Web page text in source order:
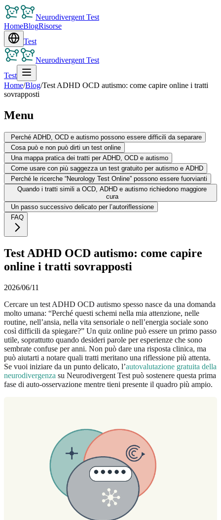
Neurodivergent Test
HomeBlogRisorse
Test
Neurodivergent Test
Test
Home/Blog/Test ADHD OCD autismo: come capire online i tratti
sovrapposti
Menu
Perché ADHD, OCD e autismo possono essere difficili da separare
Cosa può e non può dirti un test online
Una mappa pratica dei tratti per ADHD, OCD e autismo
Come usare con più saggezza un test gratuito per autismo e ADHD
Perché le ricerche “Neurology Test Online” possono essere fuorvianti
Quando i tratti simili a OCD, ADHD e autismo richiedono maggiore
cura
Un passo successivo delicato per l’autoriflessione
FAQ
Test ADHD OCD autismo: come capire
online i tratti sovrapposti
2026/06/11
Cercare un test ADHD OCD autismo spesso nasce da una domanda
molto umana: “Perché questi schemi nella mia attenzione, nelle
routine, nell’ansia, nella vita sensoriale o nell’energia sociale sono
così difficili da spiegare?” Un quiz online può essere un primo passo
utile, soprattutto quando desideri parole per esperienze che sono
sembrate confuse per anni. Non può dare una risposta clinica, ma
può aiutarti a notare quali tratti meritano una riflessione più attenta.
Se vuoi iniziare da un punto delicato, l’autovalutazione gratuita della
neurodivergenza su Neurodivergent Test può sostenere questa prima
fase di auto-osservazione mentre tieni presente il quadro più ampio.